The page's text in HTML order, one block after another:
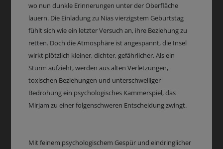
wo nun dunkle Erinnerungen unter der Oberfläche
lauern. Die Einladung zu Nias vierzigstem Geburtstag
fühlt sich wie ein letzter Versuch an, ihre Beziehung zu
retten. Doch die Atmosphäre ist angespannt, die Insel
wirkt plötzlich kleiner, dichter, gefährlicher. Als ein
Sturm aufzieht, werden aus alten Verletzungen,
toxischen Beziehungen und unterschwelliger
Bedrohung ein psychologisches Kammerspiel, das
Mirjam zu einer folgenschweren Entscheidung zwingt.
Mit feinem psychologischem Gespür und eindringlicher